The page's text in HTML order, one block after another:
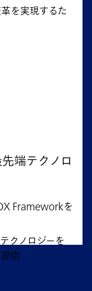
を実現するた
端テクノロ
Frameworkを
クノロジーを
供